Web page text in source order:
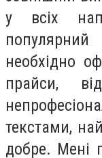
у всіх
необхідно
прайси,
текстами,
добре. Мені